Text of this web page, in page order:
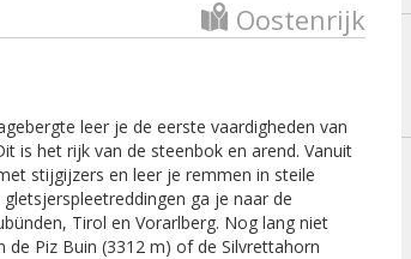
Oostenrijk
leer je de eerste vaardigheden van
is het rijk van de steenbok en arend. Vanuit
stijgijzers en leer je remmen in steile
ga je naar de
Tirol en Vorarlberg. Nog lang niet
Piz Buin (3312 m) of de Silvrettahorn